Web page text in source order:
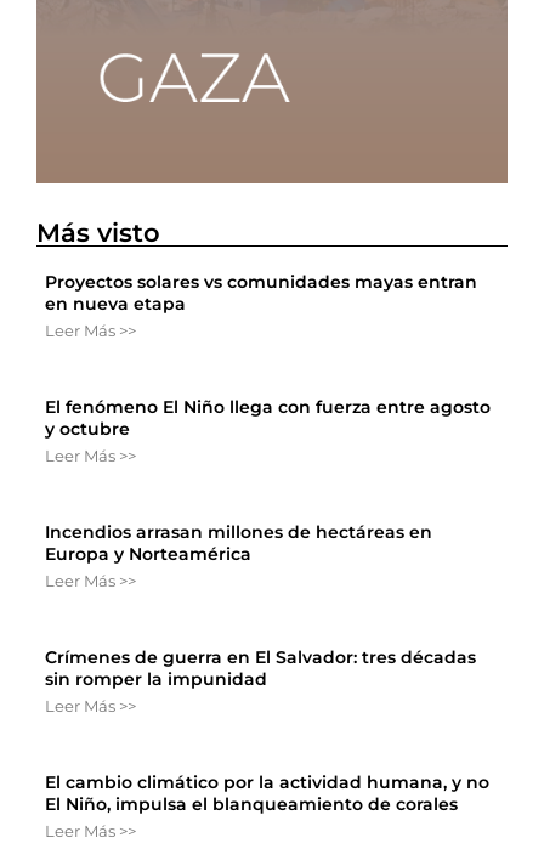
Más visto
Proyectos solares vs comunidades mayas entran
en nueva etapa
Leer Más >>
El fenómeno El Niño llega con fuerza entre agosto
y octubre
Leer Más >>
Incendios arrasan millones de hectáreas en
Europa y Norteamérica
Leer Más >>
Crímenes de guerra en El Salvador: tres décadas
sin romper la impunidad
Leer Más >>
El cambio climático por la actividad humana, y no
El Niño, impulsa el blanqueamiento de corales
Leer Más >>